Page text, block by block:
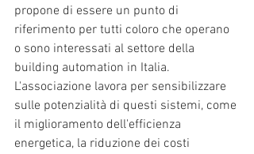
propone di essere un punto di
riferimento per tutti coloro che operano
o sono interessati al settore della
building automation in Italia.
L'associazione lavora per sensibilizzare
sulle potenzialità di questi sistemi, come
il miglioramento dell'efficienza
energetica, la riduzione dei costi